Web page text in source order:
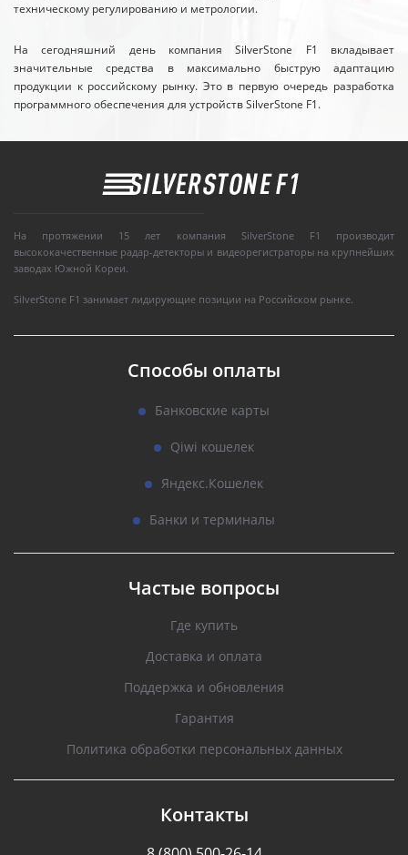
техническому регулированию и метрологии.
На сегодняшний день компания SilverStone F1 вкладывает
значительные средства в максимально быструю адаптацию
продукции к российскому рынку. Это в первую очередь разработка
программного обеспечения для устройств SilverStone F1.
На протяжении 15 лет компания SilverStone F1 производит
высококачественные радар-детекторы и видеорегистраторы на крупнейших
заводах Южной Кореи.
SilverStone F1 занимает лидирующие позиции на Российском рынке.
Способы оплаты
Банковские карты
Qiwi кошелек
Яндекс.Кошелек
Банки и терминалы
Частые вопросы
Где купить
Доставка и оплата
Поддержка и обновления
Гарантия
Политика обработки персональных данных
Контакты